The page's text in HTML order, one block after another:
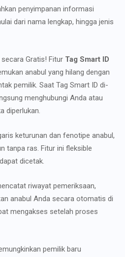
penyimpanan informasi
dari nama lengkap, hingga jenis
Gratis! Fitur Tag Smart ID
anabul yang hilang dengan
pemilik. Saat Tag Smart ID di-
menghubungi Anda atau
diperlukan.
keturunan dan fenotipe anabul,
tanpa ras. Fitur ini fleksible
dicetak.
riwayat pemeriksaan,
anabul Anda secara otomatis di
mengakses setelah proses
pemilik baru